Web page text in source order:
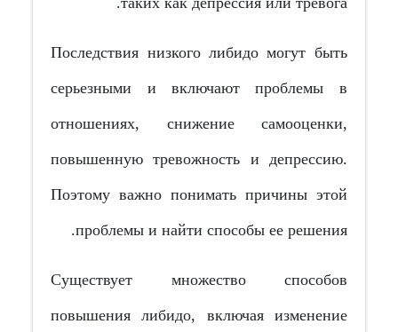
Последствия низкого либидо могут быть
серьезными и включают проблемы в
отношениях, снижение самооценки,
повышенную тревожность и депрессию.
Поэтому важно понимать причины этой
проблемы и найти способы ее решения.
Существует множество способов
повышения либидо, включая изменение